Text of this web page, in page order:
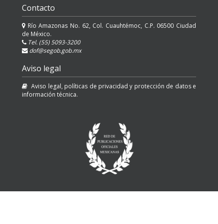
Contacto
Río Amazonas No. 62, Col. Cuauhtémoc, C.P. 06500 Ciudad
de México.
Tel. (55) 5093-3200
dof@segob.gob.mx
Aviso legal
Aviso legal, políticas de privacidad y protección de datos e
información técnica.